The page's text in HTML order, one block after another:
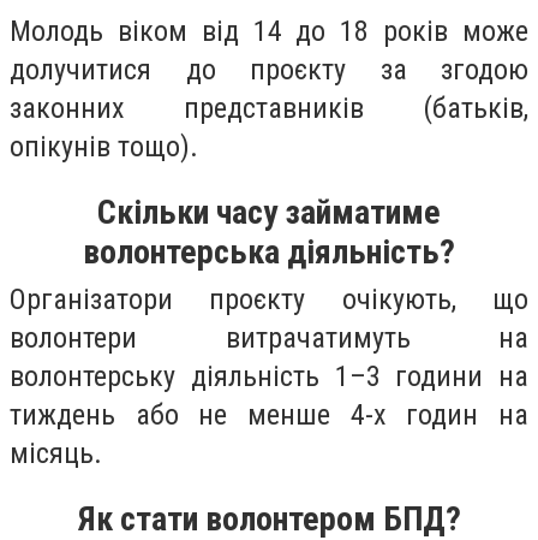
Молодь віком від 14 до 18 років може
долучитися до проєкту за згодою
законних представників (батьків,
опікунів тощо).
Скільки часу займатиме
волонтерська діяльність?
Організатори проєкту очікують, що
волонтери витрачатимуть на
волонтерську діяльність 1–3 години на
тиждень або не менше 4-х годин на
місяць.
Як стати волонтером БПД?